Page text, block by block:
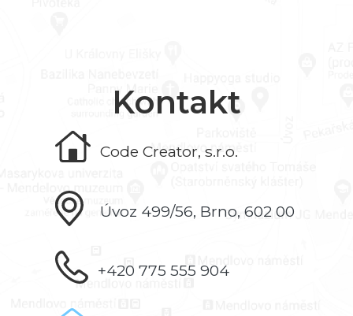
Kontakt
Code Creator, s.r.o.
Úvoz 499/56, Brno, 602 00
+420 775 555 904